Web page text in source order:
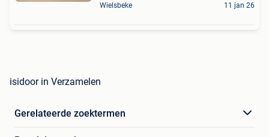
Wielsbeke 11 jan 26
isidoor in Verzamelen
Gerelateerde zoektermen